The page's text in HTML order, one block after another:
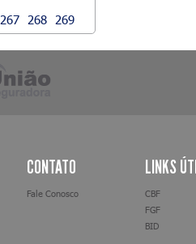
267 268 269
CONTATO
Fale Conosco
LINKS
CBF
FGF
BID